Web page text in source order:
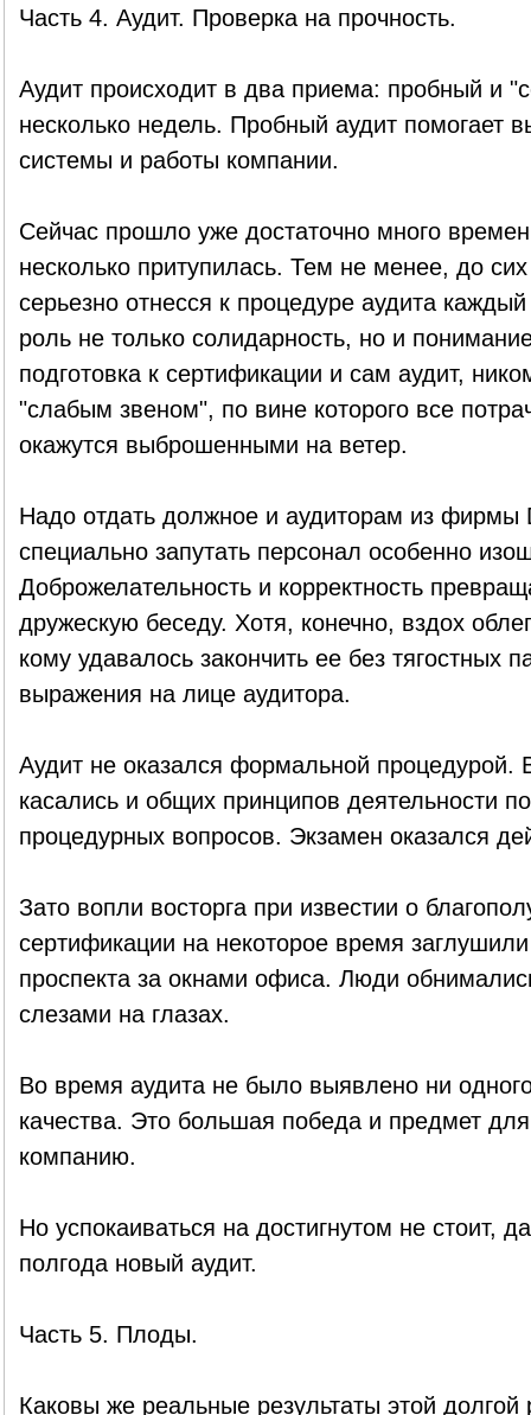
Часть 4. Аудит. Проверка на прочность.
Аудит происходит в два приема: пробный и
несколько недель. Пробный аудит помогает
системы и работы компании.
Сейчас прошло уже достаточно много
несколько притупилась. Тем не менее, до
серьезно отнесся к процедуре аудита
роль не только солидарность, но и
подготовка к сертификации и сам аудит,
"слабым звеном", по вине которого все
окажутся выброшенными на ветер.
Надо отдать должное и аудиторам из фирмы
специально запутать персонал особенно
Доброжелательность и корректность
дружескую беседу. Хотя, конечно, вздох
кому удавалось закончить ее без тягостных
выражения на лице аудитора.
Аудит не оказался формальной
касались и общих принципов деятельности
процедурных вопросов. Экзамен оказался
Зато вопли восторга при известии о
сертификации на некоторое время
проспекта за окнами офиса. Люди
слезами на глазах.
Во время аудита не было выявлено ни
качества. Это большая победа и предмет
компанию.
Но успокаиваться на достигнутом не стоит,
полгода новый аудит.
Часть 5. Плоды.
Каковы же реальные результаты этой долгой